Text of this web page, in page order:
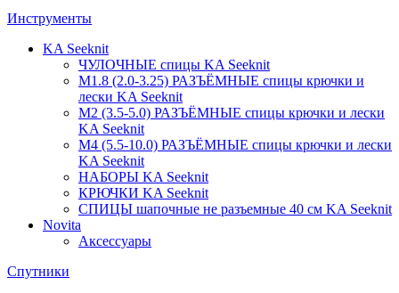
Инструменты
KA Seeknit
ЧУЛОЧНЫЕ спицы KA Seeknit
М1.8 (2.0-3.25) РАЗЪЁМНЫЕ спицы крючки и
лески KA Seeknit
М2 (3.5-5.0) РАЗЪЁМНЫЕ спицы крючки и лески
KA Seeknit
М4 (5.5-10.0) РАЗЪЁМНЫЕ спицы крючки и лески
KA Seeknit
НАБОРЫ KA Seeknit
КРЮЧКИ KA Seeknit
СПИЦЫ шапочные не разъемные 40 см KA Seeknit
Novita
Аксессуары
Спутники